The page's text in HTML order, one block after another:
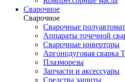
Сварочное
Сварочное
Сварочные
Аппараты точечной
Сварочные инверторы
Аргонодуговая сварка
Плазморезы
Запчасти и аксессуары
Средства защиты